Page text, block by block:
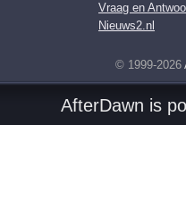
Vraag en
Nieuws2.nl
© 1999-2026
AfterDawn is